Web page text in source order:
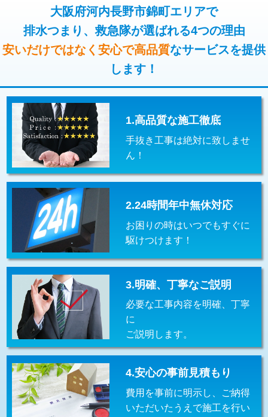
モルタル補修（厚さ10㎝まで） 27,500円
モルタル補修（厚さ10㎝超え） 38,500円
追加人工 16,500円
止水・漏水調査・防水処理・清掃・修
理・調整・分解・加工など（軽作業）
11,000円
止水・漏水調査・防水処理・清掃・修
理・調整・分解・加工など（中作業）
22,000円
止水・漏水調査・防水処理・清掃・修
理・調整・分解・加工など（重作業）
33,000円
その他部品の脱着 8,800円～
交換・取付（タンク） 22,000円+材料費
交換・取付(単水栓（壁付・デッキ
式）)
13,200円+材料費
交換・取付(混合水栓（壁付・デッキ
式・ワンホール）)
16,500円+材料費
交換・取付(排水栓・排水トラップ
（P/S/ポップアップ））
22,000円+材料費
交換・取付（その他部品） 11,000円+材料費
持込商品取付（単水栓） 13,200円
持込商品取付（混合水栓） 16,500円
持込商品取付（浄水器・分岐水栓） 16,500円
給水管工事※（ホール加工) 16,500円
給水管工事※（バンド止め) 3,300円
大阪府河内長野市錦町エリアで
排水つまり、救急隊が選ばれる4つの理由
安いだけではなく安心で高品質なサービスを提供
します！
1.高品質な施工徹底
手抜き工事は絶対に致しませ
ん！
2.24時間年中無休対応
お困りの時はいつでもすぐに
駆けつけます！
3.明確、丁寧なご説明
必要な工事内容を明確、丁寧
に
ご説明します。
4.安心の事前見積もり
費用を事前に明示し、ご納得
いただいたうえで施工を行い